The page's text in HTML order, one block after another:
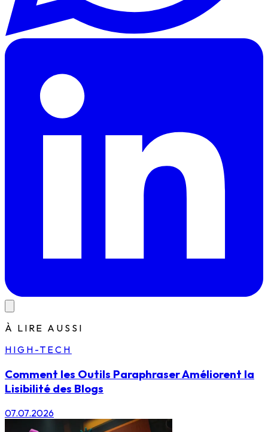
À LIRE AUSSI
HIGH-TECH
Comment les Outils Paraphraser Améliorent la
Lisibilité des Blogs
07.07.2026